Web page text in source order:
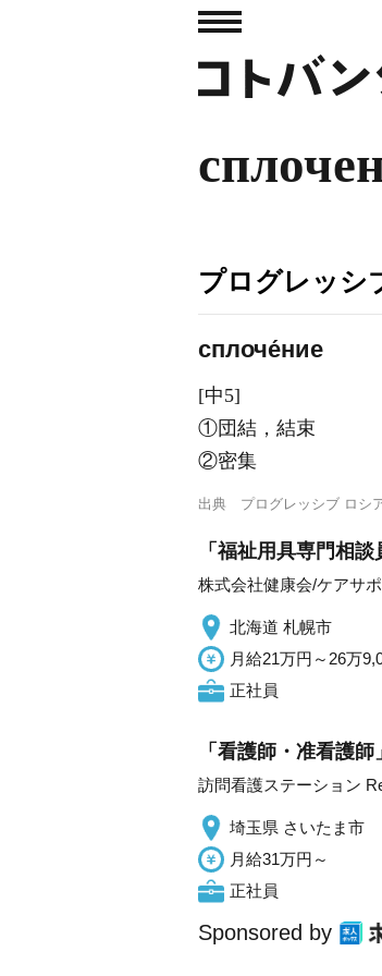
プログレッシ
сплоче́ние
[中5]
①団結，結束
②密集
出典 プログレッシブ ロシ
「福祉用具専門相
株式会社健康会/ケアサ
北海道 札幌市
月給21万円～26万
正社員
「看護師・准看護
訪問看護ステーション
埼玉県 さいたま市
月給31万円～
正社員
Sponsored by